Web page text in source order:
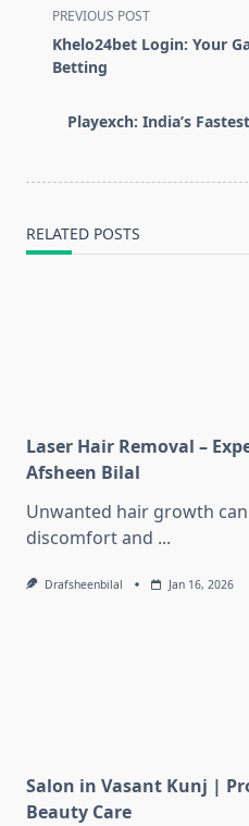
<span
class="nav-
subtitle
reader-
PREVIOUS POST
Khelo24bet Login: Your
Betting
Playexch: India’s
RELATED POSTS
Laser Hair Removal –
Afsheen Bilal
Unwanted hair growth
discomfort and ...
Drafsheenbilal Jan 16, 2026
Salon in Vasant Kunj |
Beauty Care